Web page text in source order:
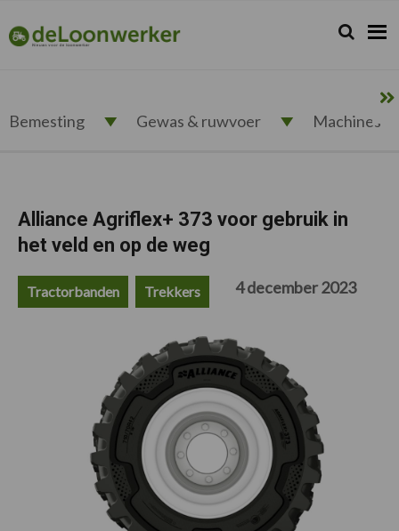
de
hoofdnavigatie
de
hoofd
de
eerste
de
voettekst
deloonwerker.nl Zoeken...
Zoek
Bemesting Gewas & ruwvoer Machines
Alliance Agriflex+ 373 voor gebruik in
het veld en op de weg
Tractorbanden Trekkers 4 december 2023